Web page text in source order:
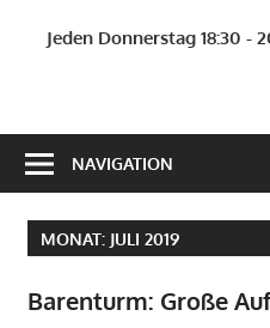
Jeden Donnerstag 18:30 -
NAVIGATION
MONAT: JULI 2019
Barenturm: Große